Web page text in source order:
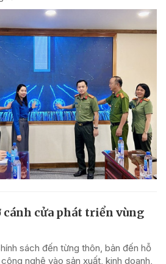
cánh cửa phát triển vùng
sách đến từng thôn, bản đến hỗ
nghệ vào sản xuất, kinh doanh,